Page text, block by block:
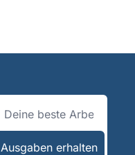
Ausgaben erhalten